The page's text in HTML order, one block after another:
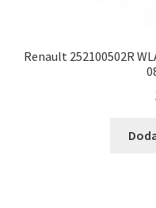
Renault 252100502R